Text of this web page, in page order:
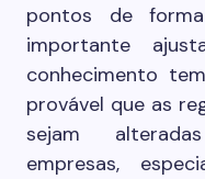
pontos de
importante
conhecimento
provável que as
sejam
empresas,